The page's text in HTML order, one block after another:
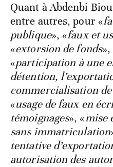
Quant à Abdenbi
entre autres, pour «
publique», «faux et
«extorsion de fonds»,
«participation à une
détention,
commercialisation
«usage de faux en
témoignages», «mise
sans immatriculation
tentative
autorisation des